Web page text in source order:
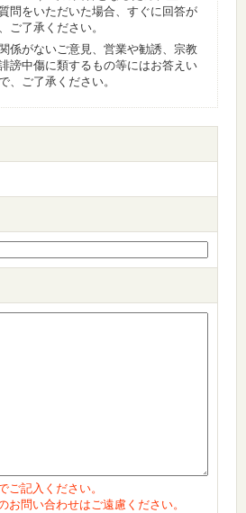
問をいただいた場合、すぐに回答が
ご了承ください。
係がないご意見、営業や勧誘、宗教
謗中傷に類するもの等にはお答えい
、ご了承ください。
記入ください。
問い合わせはご遠慮ください。